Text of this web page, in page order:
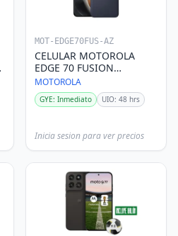
MOT-EDGE70FUS-AZ
CELULAR MOTOROLA
EDGE 70 FUSION
8GB+256GB AZUL
MOTOROLA
GYE: Inmediato UIO: 48 hrs
Inicia sesion para ver precios